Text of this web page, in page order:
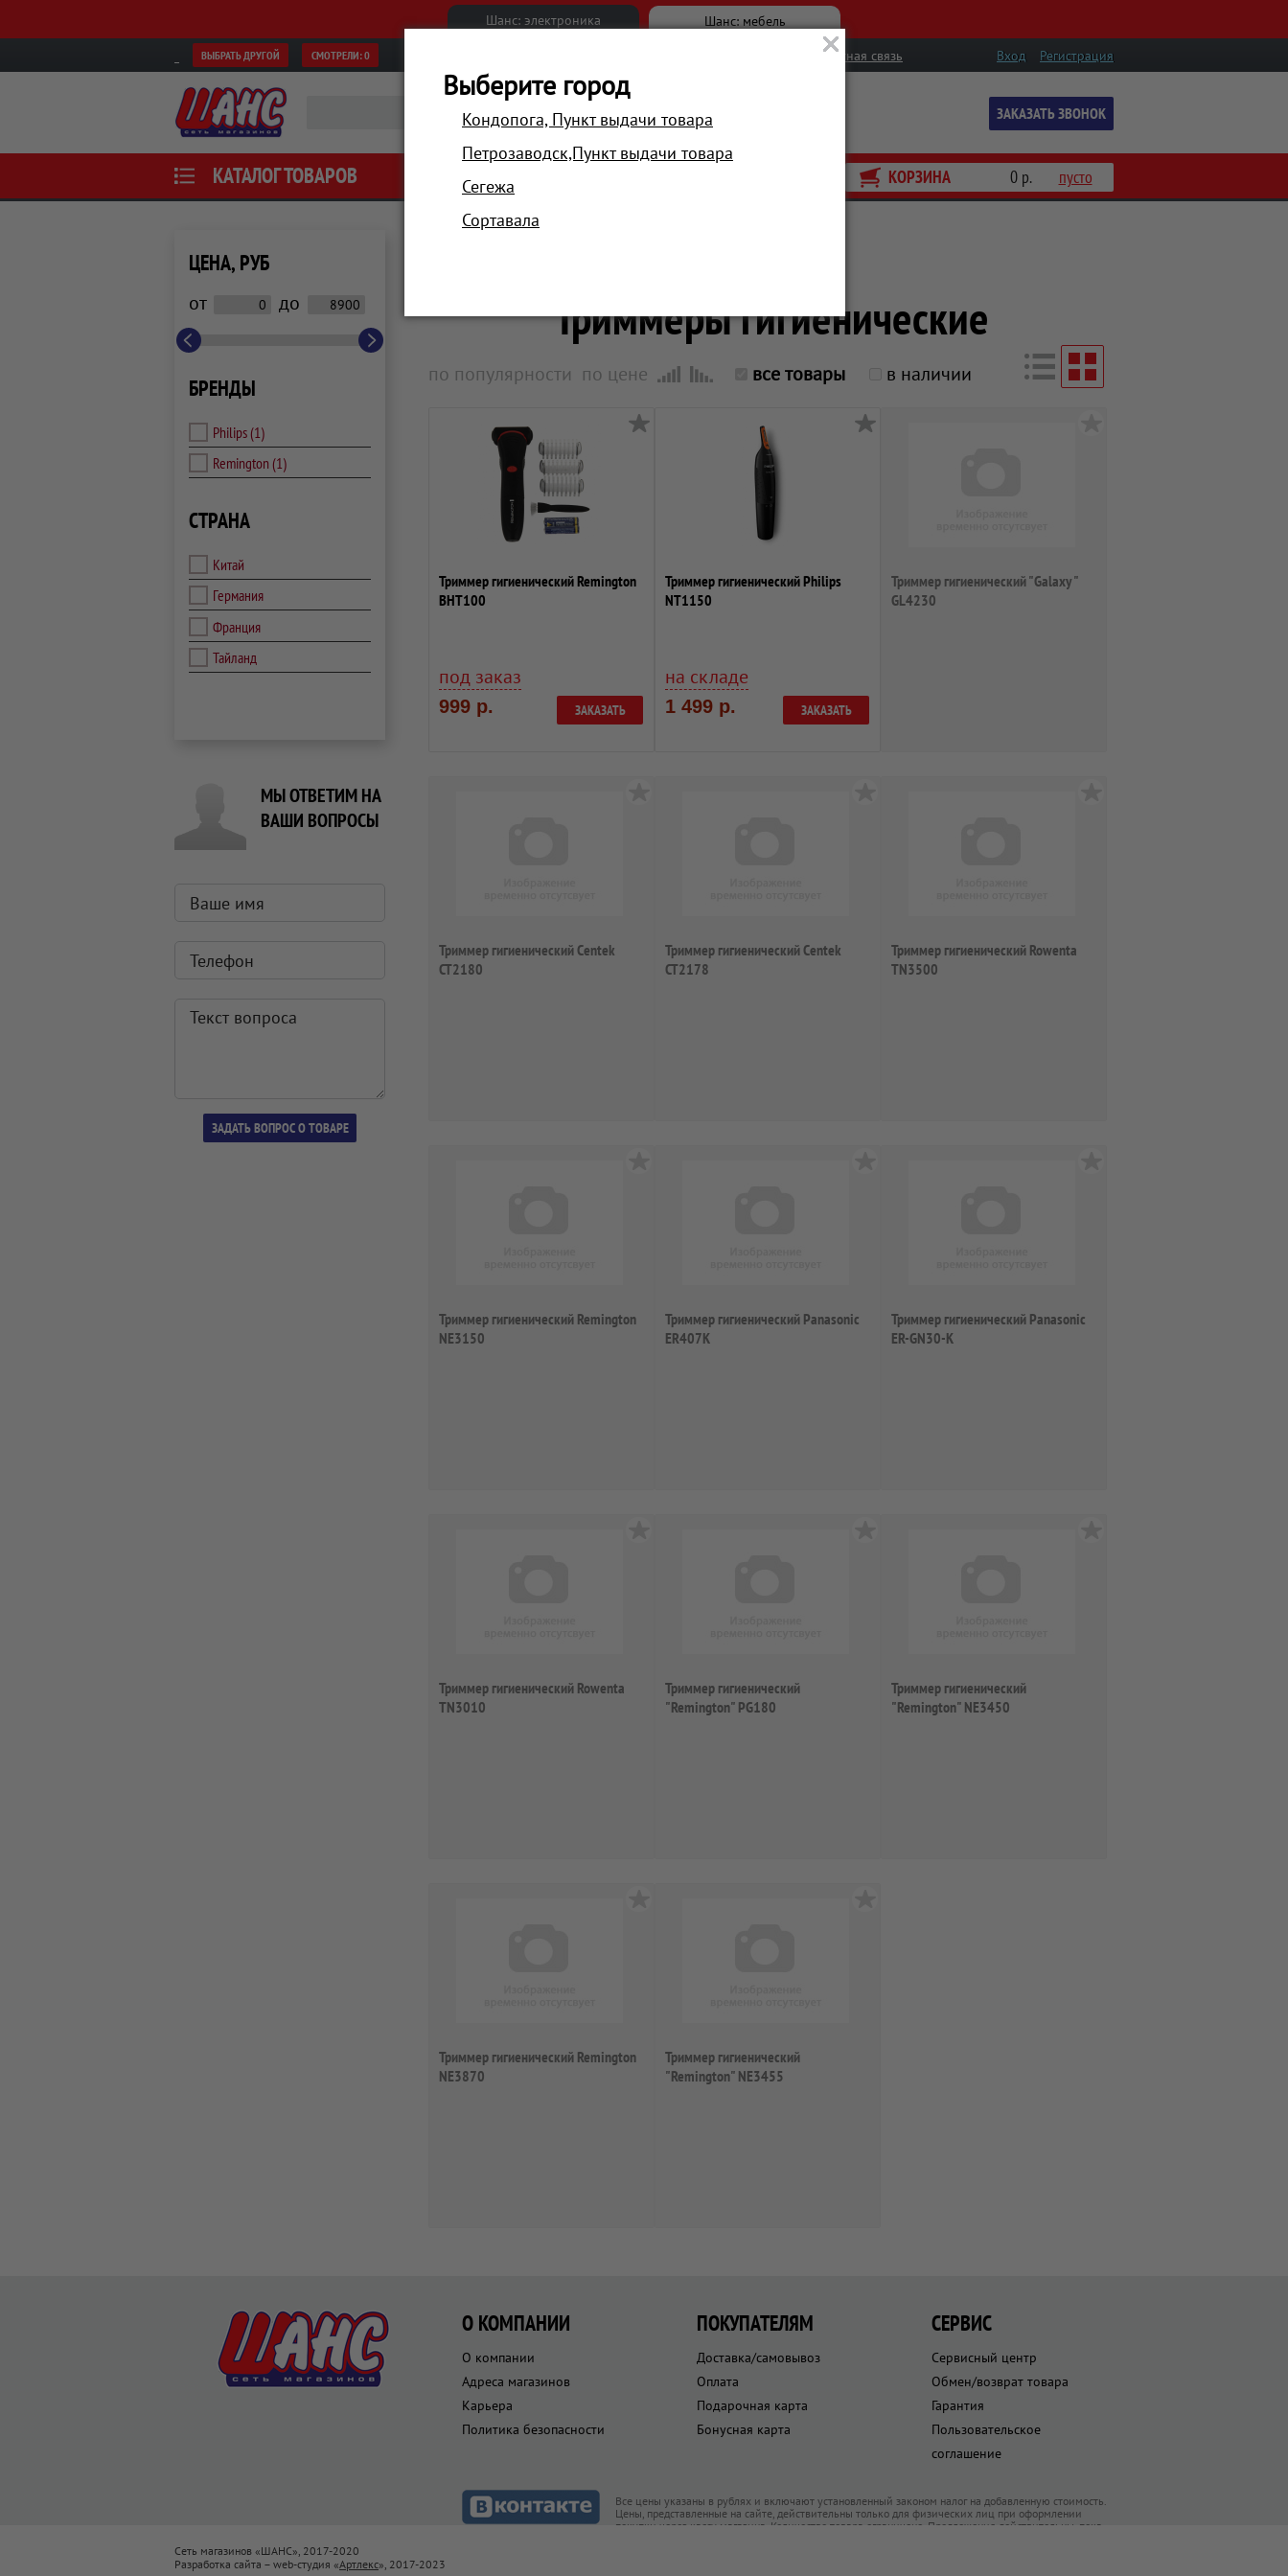
Шанс: электроника Шанс: мебель
ВЫБРАТЬ ДРУГОЙ СМОТРЕЛИ:0 Вход Регистрация
Обратная связь
ЗАКАЗАТЬ ЗВОНОК
КАТАЛОГ ТОВАРОВ АКЦИИ КОРЗИНА 0 р. пусто
ЦЕНА, РУБ
от до
БРЕНДЫ
Philips(1)
Remington (1)
СТРАНА
Китай
Германия
Франция
Тайланд
МЫ ОТВЕТИМ НА
ВАШИ ВОПРОСЫ
Триммеры гигиенические
по популярности по цене все товары в наличии
Триммер гигиенический Remington
BHT100
под заказ
999 р. ЗАКАЗАТЬ
Триммер гигиенический Philips
NT1150
на складе
1 499 р. ЗАКАЗАТЬ
Триммер гигиенический "Galaxy "
GL4230
Триммер гигиенический Centek
CT2180
Триммер гигиенический Centek
CT2178
Триммер гигиенический Rowenta
TN3500
Триммер гигиенический Remington
NE3150
Триммер гигиенический Panasonic
ER407K
Триммер гигиенический Panasonic
ER-GN30-K
Триммер гигиенический Rowenta
TN3010
Триммер гигиенический
"Remington" PG180
Триммер гигиенический
"Remington" NE3450
Триммер гигиенический Remington
NE3870
Триммер гигиенический
"Remington" NE3455
О КОМПАНИИ
О компании
Адреса магазинов
Карьера
Политика безопасности
ПОКУПАТЕЛЯМ
Доставка/самовывоз
Оплата
Подарочная карта
Бонусная карта
СЕРВИС
Сервисный центр
Обмен/возврат товара
Гарантия
Пользовательское
соглашение
Все цены указаны в рублях и включают установленный законом налог на добавленную стоимость.
Цены, представленные на сайте, действительны только для физических лиц при оформлении
покупки через кассу магазина. Количество товара ограничено. Предложения действительны, пока
Сеть магазинов «ШАНС», 2017-2020
Разработка сайта – web-студия «Артлекс», 2017-2023
Выберите город
Кондопога, Пункт выдачи товара
Петрозаводск,Пункт выдачи товара
Сегежа
Сортавала